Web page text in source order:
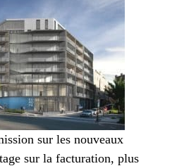
sur les nouveaux
sur la facturation, plus